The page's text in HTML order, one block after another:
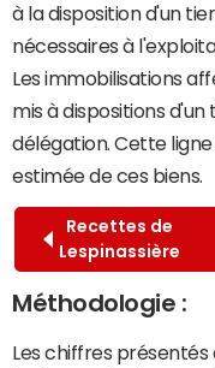
à la disposition d'un
nécessaires à
Les immobilisations
mis à dispositions
délégation. Cette
estimée de ces biens.
Recettes de
Lespinassière
Méthodologie :
Les chiffres présentés